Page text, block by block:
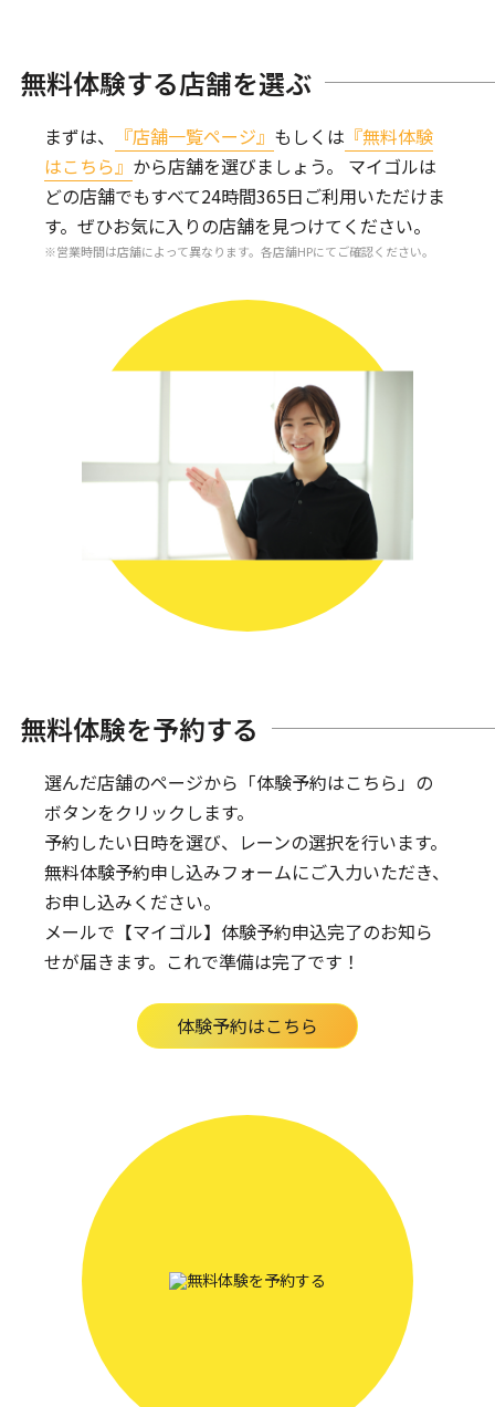
無料体験する店舗を選ぶ
まずは、 『店舗一覧ページ』 もしくは 『無料体験
はこちら』 から店舗を選びましょう。
マイゴルは
どの店舗でもすべて24時間365日ご利用いただけま
す。ぜひお気に入りの店舗を見つけてください。
営業時間は店舗によって異なります。各店舗HPにてご確認ください。
無料体験を予約する
選んだ店舗のページから「体験予約はこちら」の
ボタンをクリックします。
予約したい日時を選び、レーンの選択を行います。
無料体験予約申し込みフォームにご入力いただき、
お申し込みください。
メールで【マイゴル】体験予約申込完了のお知ら
せが届きます。 これで準備は完了です！
体験予約はこちら